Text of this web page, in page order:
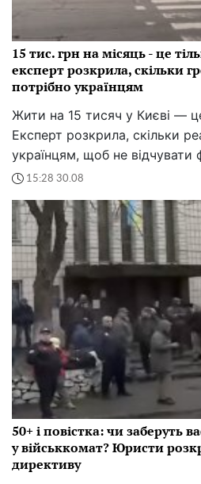
15 тис. грн на місяць - це
експерт розкрила, скільки
потрібно українцям
Жити на 15 тисяч у Києві —
Експерт розкрила, скільки
українцям, щоб не відчувати
15:28 30.08
50+ і повістка: чи заберуть
у військкомат? Юристи
директиву